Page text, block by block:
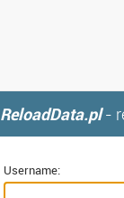
ReloadData.pl-
Username: